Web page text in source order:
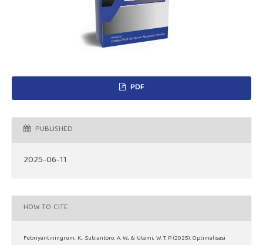
PDF
PUBLISHED
2025-06-11
HOW TO CITE
Febriyantiningrum, K., Subiantoro, A. W., & Utami, W. T. P. (2025). Optimalisasi